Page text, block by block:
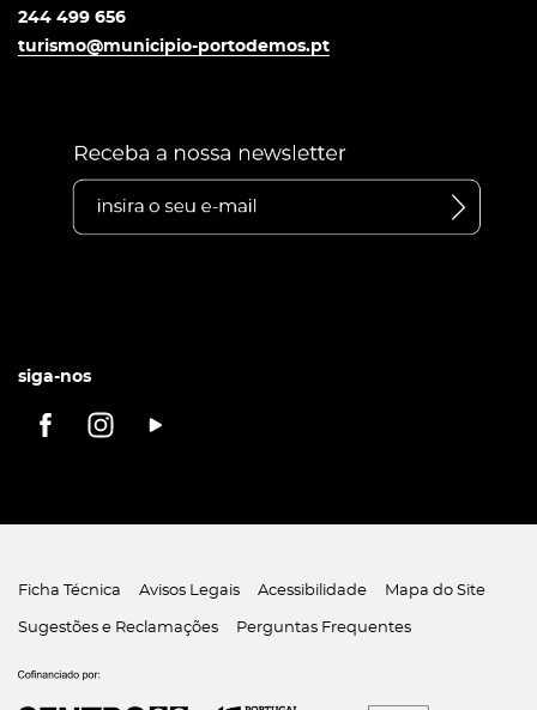
244 499 656
turismo@municipio-portodemos.pt
siga-nos
Ficha Técnica Avisos Legais Acessibilidade Mapa do Site
Sugestões e Reclamações Perguntas Frequentes